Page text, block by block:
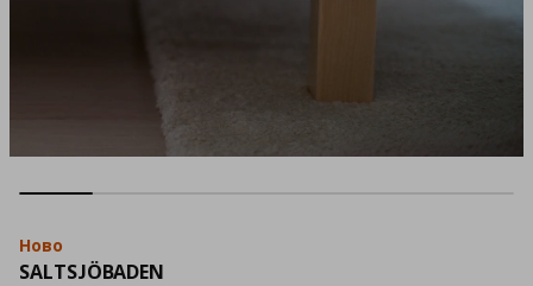
Ново
SALTSJÖBADEN